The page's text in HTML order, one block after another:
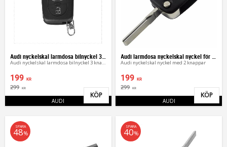
Audi nyckelskal larmdosa bilnyckel 3 knappar
199 KR
299 KR
AUDI Lägg till i favoriter
KÖP
Audi nyckelskal nyckel med 2 knappar
199 KR
299 KR
AUDI
KÖP
SPARA
48%
SPARA
40%